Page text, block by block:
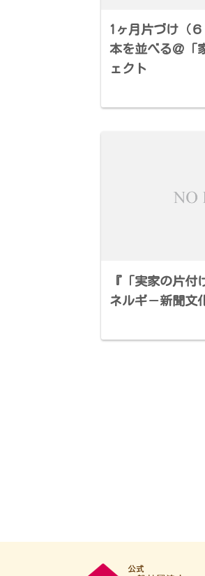
1ヶ月片づけ（
本を並べる＠「
ェクト
『「実家の片付
ネルギ－新聞文